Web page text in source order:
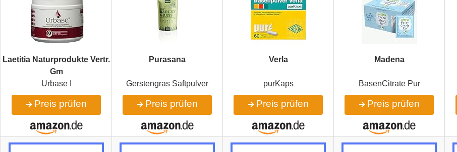
Laetitia Naturprodukte Vertr.
Gm
Purasana Verla Madena
Urbase I Gerstengras Saftpulver purKaps BasenCitrate Pur
Preis prüfen Preis prüfen Preis prüfen Preis prüfen